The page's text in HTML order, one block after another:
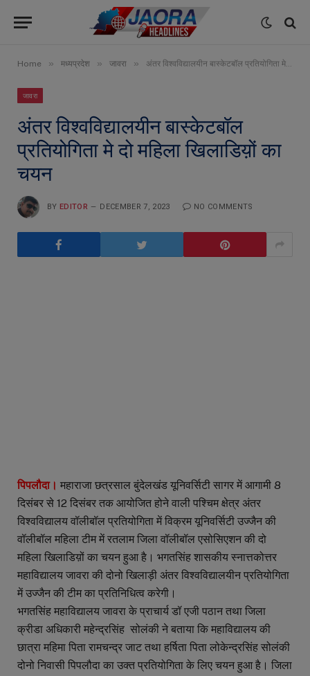
Home » मध्यप्रदेश » जावरा » अंतर विश्वविद्यालयीन बास्केटबॉल प्रतियोगिता मे दो महिला खिलाडिय़ों का चयन
जावरा
अंतर विश्वविद्यालयीन बास्केटबॉल
प्रतियोगिता मे दो महिला खिलाडिय़ों का
चयन
BY EDITOR DECEMBER 7, 2023 NO COMMENTS
पिपलौदा। महाराजा छत्रसाल बुंदेलखंड यूनिवर्सिटी सागर में आगामी 8
दिसंबर से 12 दिसंबर तक आयोजित होने वाली पश्चिम क्षेत्र अंतर
विश्वविद्यालय वॉलीबॉल प्रतियोगिता में विक्रम यूनिवर्सिटी उज्जैन की
वॉलीबॉल महिला टीम में रतलाम जिला वॉलीबॉल एसोसिएशन की दो
महिला खिलाडिय़ों का चयन हुआ है। भगतसिंह शासकीय स्नात्तकोत्तर
महाविद्यालय जावरा की दोनो खिलाड़ी अंतर विश्वविद्यालयीन प्रतियोगिता
में उज्जैन की टीम का प्रतिनिधित्व करेगी।
भगतसिंह महाविद्यालय जावरा के प्राचार्य डॉ एजी पठान तथा जिला
क्रीडा अधिकारी महेन्द्रसिंह सोलंकी ने बताया कि महाविद्यालय की
छात्रा महिमा पिता रामचन्द्र जाट तथा हर्षिता पिता लोकेन्द्रसिंह सोलंकी
दोनो निवासी पिपलौदा का उक्त प्रतियोगिता के लिए चयन हुआ है। जिला